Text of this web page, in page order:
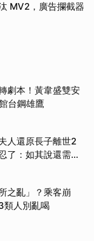
MV2，廣告攔截器
劇本！黃韋盛雙安
台鋼雄鷹
人還原長子離世2
：如其說還需要
之亂」？乘客崩
人別亂喝